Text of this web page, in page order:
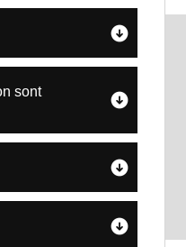
sont